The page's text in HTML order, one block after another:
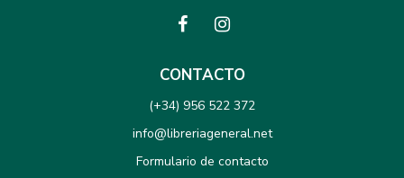
CONTACTO
(+34) 956 522 372
info@libreriageneral.net
Formulario de contacto